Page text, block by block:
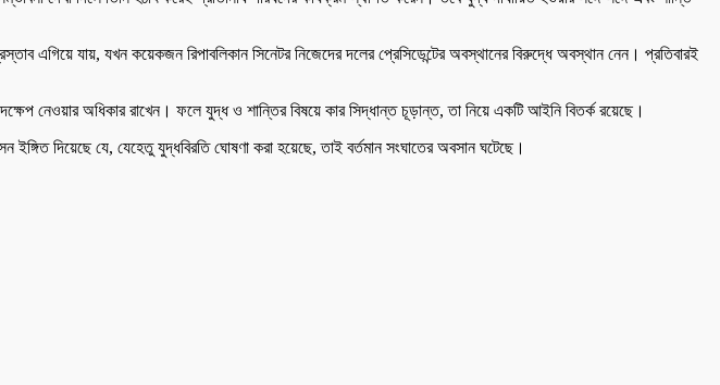
এগিয়ে যায়, যখন কয়েকজন রিপাবলিকান সিনেটর নিজেদের দলের প্রেসিডেন্টের অবস্থানের বিরুদ্ধে অবস্থান নেন। প্রতিবারই
নেওয়ার অধিকার রাখেন। ফলে যুদ্ধ ও শান্তির বিষয়ে কার সিদ্ধান্ত চূড়ান্ত, তা নিয়ে একটি আইনি বিতর্ক রয়েছে।
দিয়েছে যে, যেহেতু যুদ্ধবিরতি ঘোষণা করা হয়েছে, তাই বর্তমান সংঘাতের অবসান ঘটেছে।